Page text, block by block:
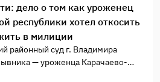
дело о том как уроженец
республики хотел откосить
в милиции
районный суд г. Владимира
— уроженца Карачаево-
решение призывной комиссии.